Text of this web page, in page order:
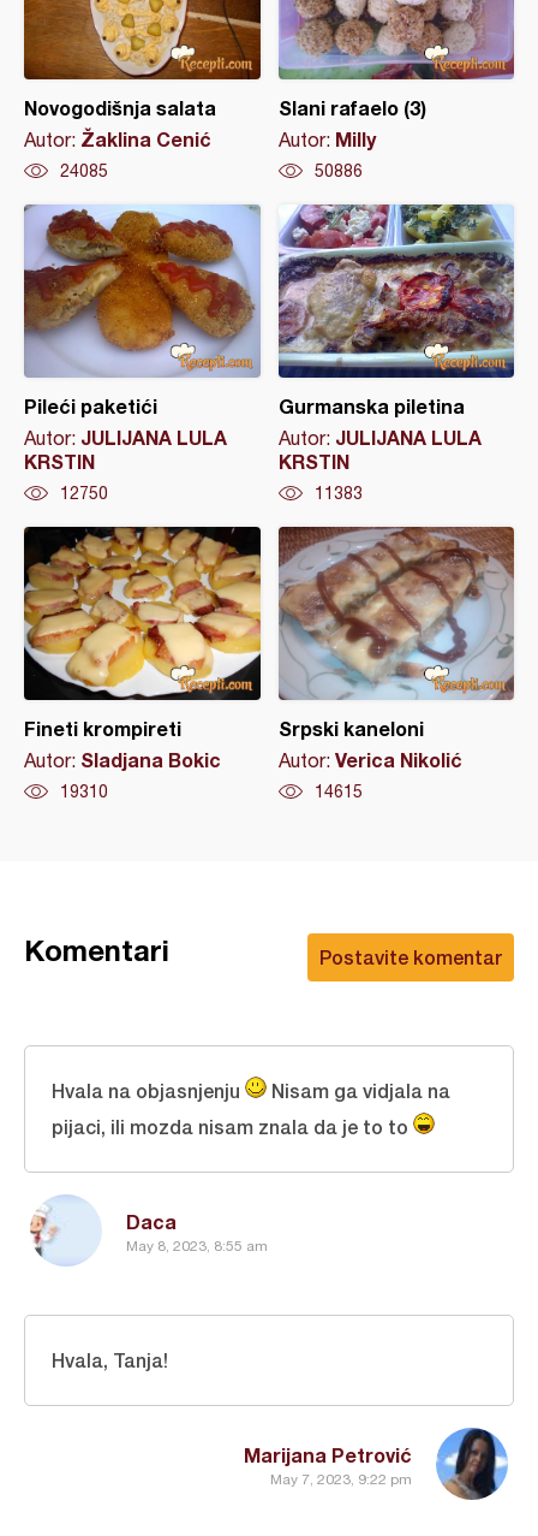
Novogodišnja salata
Autor: Žaklina Cenić
24085
Slani rafaelo (3)
Autor: Milly
50886
Pileći paketići
Autor: JULIJANA LULA
KRSTIN
12750
Gurmanska piletina
Autor: JULIJANA LULA
KRSTIN
11383
Fineti krompireti
Autor: Sladjana Bokic
19310
Srpski kaneloni
Autor: Verica Nikolić
14615
Postavite komentar
Komentari
Daca
May 8, 2023, 8:55 am
Hvala na objasnjenju
Nisam ga vidjala na
pijaci, ili mozda nisam znala da je to to
Marijana Petrović
May 7, 2023, 9:22 pm
Hvala, Tanja!